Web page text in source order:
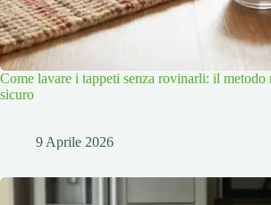
Come lavare i tappeti senza rovinarli: il metodo
sicuro
9 Aprile 2026